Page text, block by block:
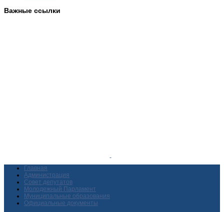
Важные ссылки
Главная
Администрация
Совет депутатов
Молодежный Парламент
Муниципальные образования
Официальные документы